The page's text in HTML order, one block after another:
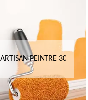
ARTISAN PEINTRE 30